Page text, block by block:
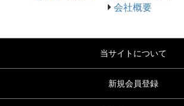
会社概要
当サイトについて
新規会員登録